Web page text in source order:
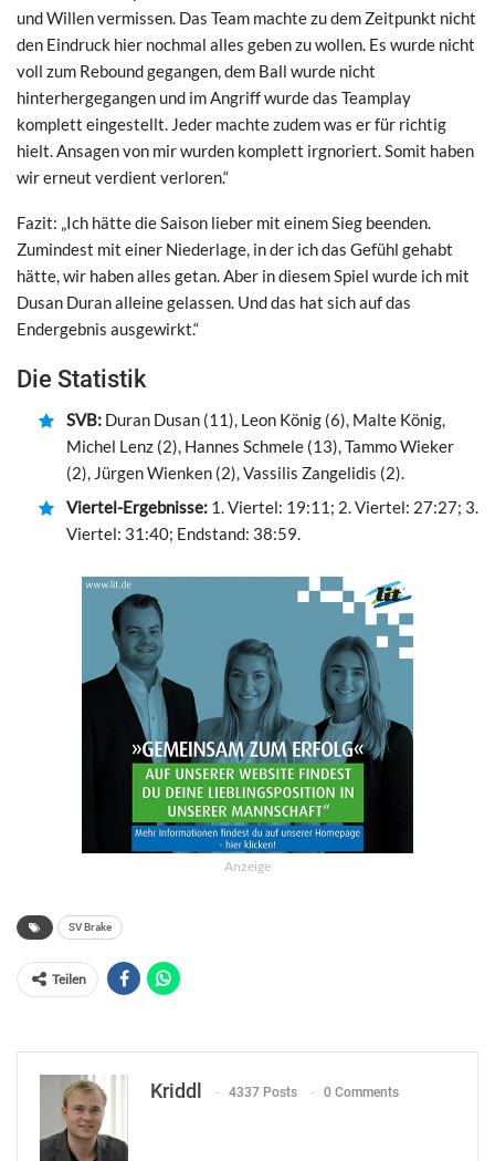
und Willen vermissen. Das Team machte zu dem Zeitpunkt nicht
den Eindruck hier nochmal alles geben zu wollen. Es wurde nicht
voll zum Rebound gegangen, dem Ball wurde nicht
hinterhergegangen und im Angriff wurde das Teamplay
komplett eingestellt. Jeder machte zudem was er für richtig
hielt. Ansagen von mir wurden komplett irgnoriert. Somit haben
wir erneut verdient verloren.“
Fazit: „Ich hätte die Saison lieber mit einem Sieg beenden.
Zumindest mit einer Niederlage, in der ich das Gefühl gehabt
hätte, wir haben alles getan. Aber in diesem Spiel wurde ich mit
Dusan Duran alleine gelassen. Und das hat sich auf das
Endergebnis ausgewirkt.“
Die Statistik
SVB: Duran Dusan (11), Leon König (6), Malte König,
Michel Lenz (2), Hannes Schmele (13), Tammo Wieker
(2), Jürgen Wienken (2), Vassilis Zangelidis (2).
Viertel-Ergebnisse: 1. Viertel: 19:11; 2. Viertel: 27:27; 3.
Viertel: 31:40; Endstand: 38:59.
Anzeige
SV Brake
Teilen
Kriddl 4337 Posts 0 Comments